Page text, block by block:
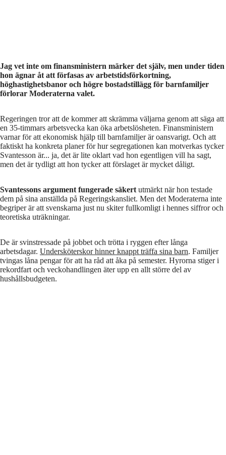
Jag vet inte om finansministern märker det själv, men under tiden
hon ägnar åt att förfasas av arbetstidsförkortning,
höghastighetsbanor och högre bostadstillägg för barnfamiljer
förlorar Moderaterna valet.
Regeringen tror att de kommer att skrämma väljarna genom att säga att
en 35-timmars arbetsvecka kan öka arbetslösheten. Finansministern
varnar för att ekonomisk hjälp till barnfamiljer är oansvarigt. Och att
faktiskt ha konkreta planer för hur segregationen kan motverkas tycker
Svantesson är... ja, det är lite oklart vad hon egentligen vill ha sagt,
men det är tydligt att hon tycker att förslaget är mycket dåligt.
Svantessons argument fungerade säkert utmärkt när hon testade
dem på sina anställda på Regeringskansliet. Men det Moderaterna inte
begriper är att svenskarna just nu skiter fullkomligt i hennes siffror och
teoretiska uträkningar.
De är svinstressade på jobbet och trötta i ryggen efter långa
arbetsdagar. Undersköterskor hinner knappt träffa sina barn. Familjer
tvingas låna pengar för att ha råd att åka på semester. Hyrorna stiger i
rekordfart och veckohandlingen äter upp en allt större del av
hushållsbudgeten.